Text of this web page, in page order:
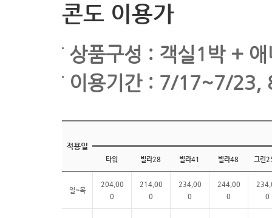
콘도 이용가
상품구성 : 객실1박 +
이용기간 : 7/17~7/
적용일
타워 빌라28 빌라41 빌라48 그린
일~목
204,00
0
214,00
0
234,00
0
244,00
0
0